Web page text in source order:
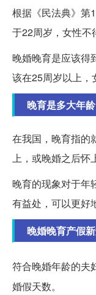
根据《民法典》第
于22周岁，女性不
晚婚晚育是应该得
该在25周岁以上，
晚育是多大年
在我国，晚育指的
上，或晚婚之后怀
晚育的现象对于年
有益处，可以更好
晚婚晚育产假
符合晚婚年龄的夫
婚假天数。